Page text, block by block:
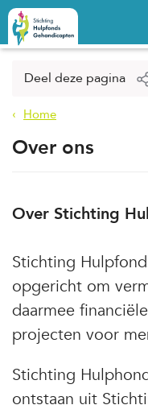
Aanvraag indienen
Gerealiseerde aanvragen
Contact
Home
Deel deze pagina
Over ons
Over Stichting
Stichting
opgericht om
daarmee
projecten voor
Stichting
ontstaan uit